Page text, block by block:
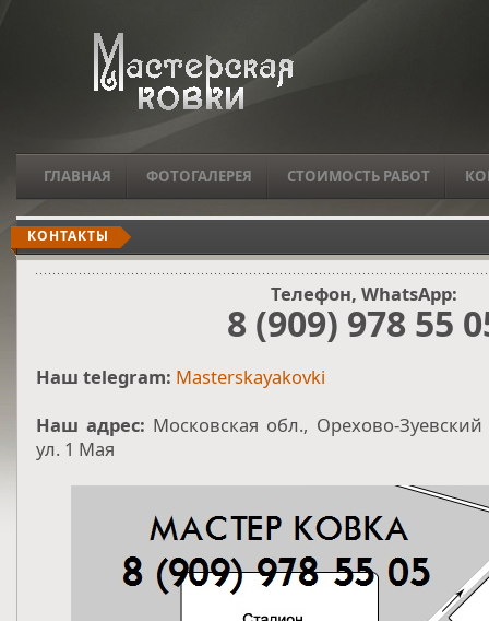
ГЛАВНАЯ ФОТОГАЛЕРЕЯ СТОИМОСТЬ РАБОТ
КОНТАКТЫ
Телефон, WhatsApp:
8 (909) 978 55
Наш telegram: Masterskayakovki
Наш адрес: Московская обл., Орехово-
ул. 1 Мая